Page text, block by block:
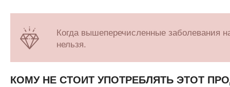
Когда вышеперечисленные заболевания
нельзя.
КОМУ НЕ СТОИТ УПОТРЕБЛЯТЬ ЭТОТ